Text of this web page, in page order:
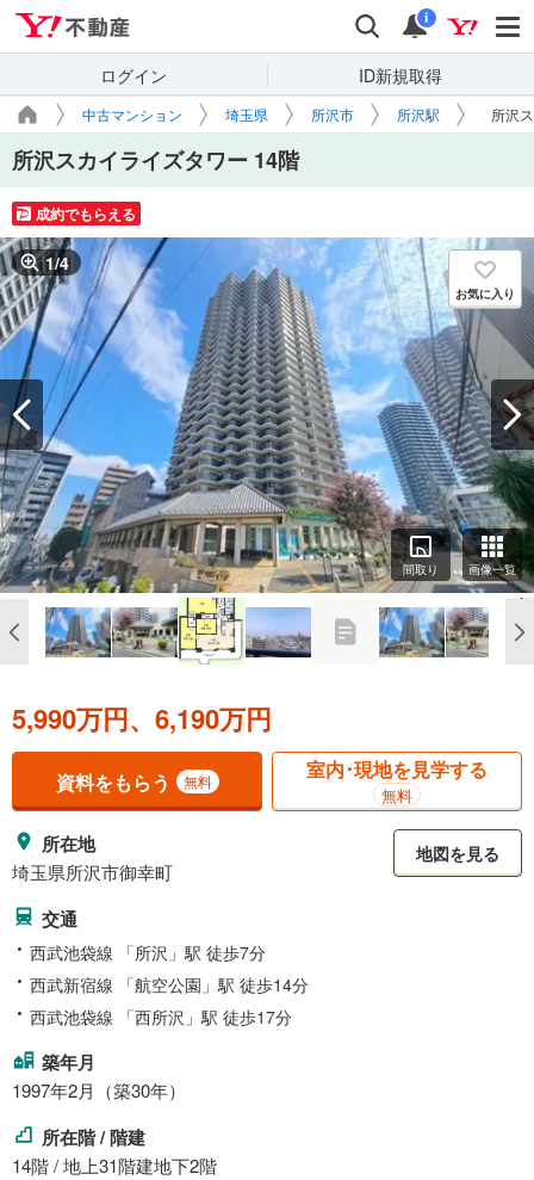
検索 通知
i
ログイン ID新規取得
中古マンション 埼玉県 所沢市 所沢駅 所沢
所沢スカイライズタワー 14階
成約でもらえる
1/4
お気に入り
間取り 画像一覧
5,990万円、6,190万円
資料をもらう 無料 室内･現地を見学する
無料
所在地
埼玉県所沢市御幸町
地図を見る
交通
西武池袋線 「所沢」駅 徒歩7分
西武新宿線 「航空公園」駅 徒歩14分
西武池袋線 「西所沢」駅 徒歩17分
築年月
1997年2月（築30年）
所在階 / 階建
14階 / 地上31階建地下2階